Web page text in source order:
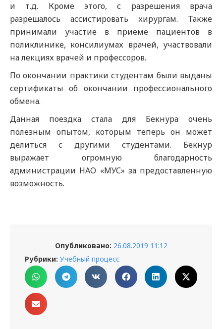
и т.д. Кроме этого, с разрешения врача
разрешалось ассистировать хирургам. Также
принимали участие в приеме пациентов в
поликлинике, консилиумах врачей, участвовали
на лекциях врачей и профессоров.
По окончании практики студентам были выданы
сертификаты об окончании профессионального
обмена.
Данная поездка стала для Бекнура очень
полезным опытом, которым теперь он может
делиться с другими студентами. Бекнур
выражает огромную благодарность
администрации НАО «МУС» за предоставленную
возможность.
Опубликовано: 26.08.2019 11:12
Рубрики: Учебный процесс